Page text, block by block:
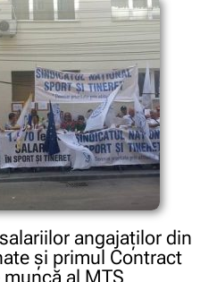
angajaților din
şi primul Contract
al MTS